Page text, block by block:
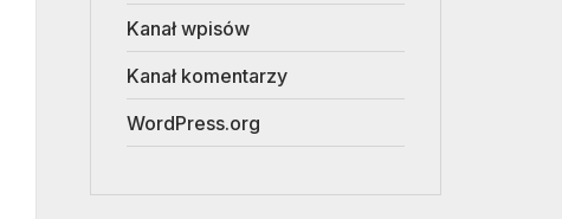
Kanał wpisów
Kanał komentarzy
WordPress.org